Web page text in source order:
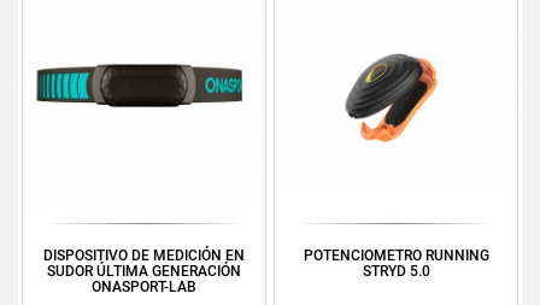
DISPOSITIVO DE MEDICIÓN EN
SUDOR ÚLTIMA GENERACIÓN
ONASPORT-LAB
POTENCIOMETRO RUNNING
STRYD 5.0